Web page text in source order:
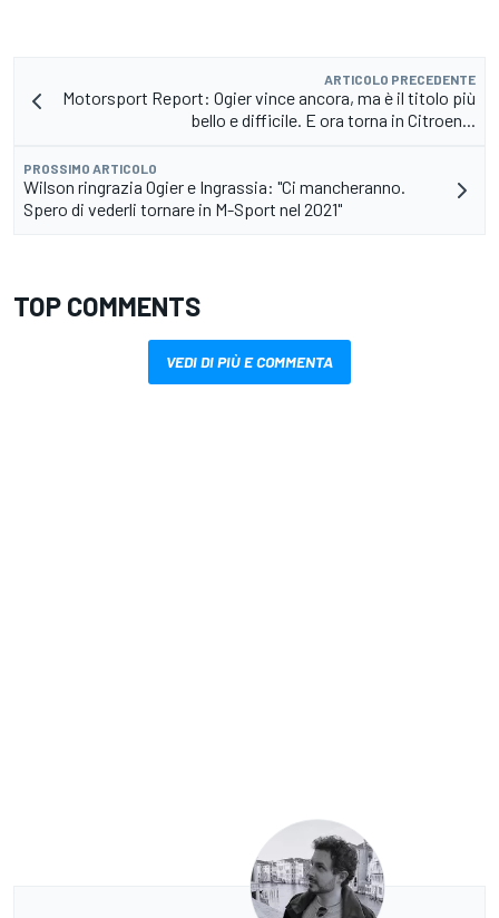
ARTICOLO PRECEDENTE
Motorsport Report: Ogier vince ancora, ma è il titolo più
bello e difficile. E ora torna in Citroen...
PROSSIMO ARTICOLO
Wilson ringrazia Ogier e Ingrassia: "Ci mancheranno.
Spero di vederli tornare in M-Sport nel 2021"
TOP COMMENTS
VEDI DI PIÙ E COMMENTA